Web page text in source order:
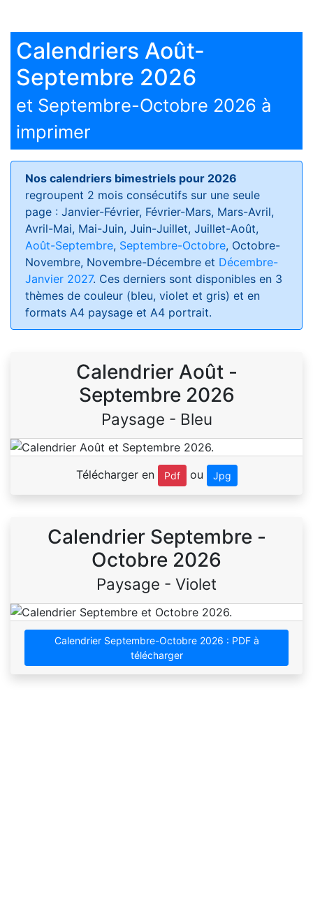
Calendriers Août-
Septembre 2026
et Septembre-Octobre 2026 à
imprimer
Nos calendriers bimestriels pour 2026
regroupent 2 mois consécutifs sur une seule
page : Janvier-Février, Février-Mars, Mars-Avril,
Avril-Mai, Mai-Juin, Juin-Juillet, Juillet-Août,
Août-Septembre, Septembre-Octobre, Octobre-
Novembre, Novembre-Décembre et Décembre-
Janvier 2027. Ces derniers sont disponibles en 3
thèmes de couleur (bleu, violet et gris) et en
formats A4 paysage et A4 portrait.
Calendrier Août -
Septembre 2026
Paysage - Bleu
Télécharger en Pdf ou Jpg
Calendrier Septembre -
Octobre 2026
Paysage - Violet
Calendrier Septembre-Octobre 2026 : PDF à
télécharger